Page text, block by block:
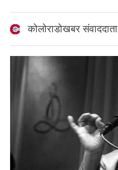
कोलोराडोखबर संवाददाता